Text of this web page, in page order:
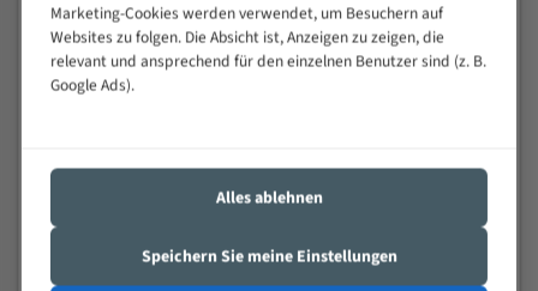
Positiver Spanwinkel
Bandkörper aus hochlegiertem Federstahl
Legierte HSS-beschichtete Zahnspitzen
Nichteisenmetalle
Marketing-Cookies werden verwendet, um Besuchern auf
Websites zu folgen. Die Absicht ist, Anzeigen zu zeigen, die
relevant und ansprechend für den einzelnen Benutzer sind (z. B.
Google Ads).
Alles ablehnen
Speichern Sie meine Einstellungen